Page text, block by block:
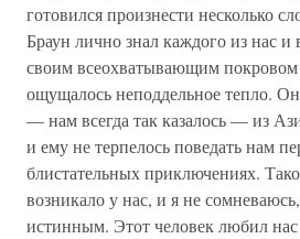
готовился произнести несколько
Браун лично знал каждого из нас и
своим всеохватывающим
ощущалось неподдельное тепло. Он
— нам всегда так казалось — из
и ему не терпелось поведать нам
блистательных приключениях.
возникало у нас, и я не
истинным. Этот человек любил